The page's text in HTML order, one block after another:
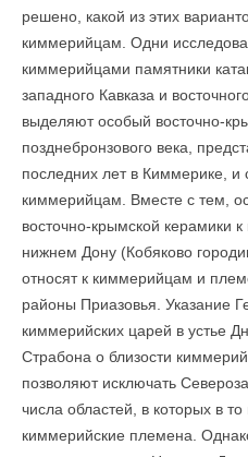
решено, какой из этих
киммерийцам. Одни
киммерийцами памятники
западного Кавказа и
выделяют особый восточно-
позднебронзового века,
последних лет в Киммерике,
киммерийцам. Вместе с тем,
восточно-крымской керамики
нижнем Дону (Кобяково
относят к киммерийцам и
районы Приазовья. Указание
киммерийских царей в устье
Страбона о близости
позволяют исключать
числа областей, в которых в
киммерийские племена.